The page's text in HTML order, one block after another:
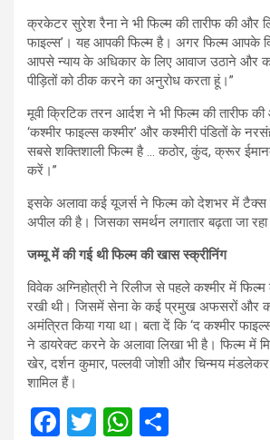
क्रकेटर सुरेश रैना ने भी फिल्म की तारीफ की और
फाइल्स’। यह आपकी फिल्म है। अगर फिल्म आपके
आपसे न्याय के अधिकार के लिए आवाज उठाने और
पीड़ितों को ठीक करने का अनुरोध करता हूं।”
मूवी क्रिटिक तरन आर्दश ने भी फिल्म की तारीफ
‘कश्मीर फाइल्स कश्मीर’ और कश्मीरी पंडितों के
सबसे शक्तिशाली फिल्म है … कठोर, कुंद, क्रूर
करें।”
इसके अलावा कई यूजर्स ने फिल्म को देशभर में टैक्स
अपील की है। जिसका समर्थन लगातार बढ़ता जा
जम्मू में की गई थी फिल्म की खास स्क्रीनिंग
विवेक अग्निहोत्री ने रिलीज से पहले कश्मीर में
रखी थी। जिसमें सेना के कई प्रमुख अफसरों और
अमंत्रित किया गया था। बता दें कि ‘द कश्मीर
ने डायरेक्ट करने के अलावा लिखा भी है। फिल्म में
खेर, दर्शन कुमार, पल्लवी जोशी और चिन्मय
शामिल हैं।
F
T
W